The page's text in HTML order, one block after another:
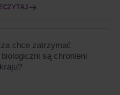
chce zatrzymać
są chronieni